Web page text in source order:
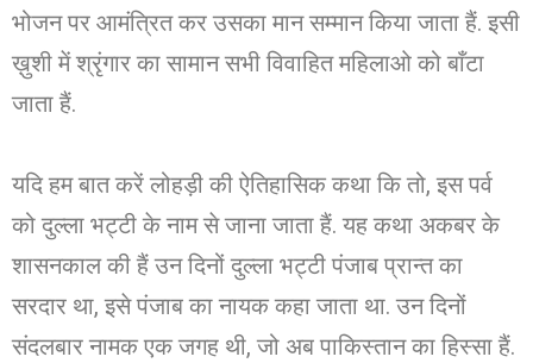
भोजन पर आमंत्रित कर उसका मान सम्मान किया जाता हैं. इसी
ख़ुशी में श्रृंगार का सामान सभी विवाहित महिलाओ को बाँटा
जाता हैं.
यदि हम बात करें लोहड़ी की ऐतिहासिक कथा कि तो, इस पर्व
को दुल्ला भट्टी के नाम से जाना जाता हैं. यह कथा अकबर के
शासनकाल की हैं उन दिनों दुल्ला भट्टी पंजाब प्रान्त का
सरदार था, इसे पंजाब का नायक कहा जाता था. उन दिनों
संदलबार नामक एक जगह थी, जो अब पाकिस्तान का हिस्सा हैं.